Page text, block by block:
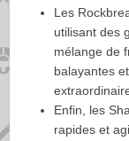
Les
utilisant des
mélange de
balayantes
Enfin, les
rapides et